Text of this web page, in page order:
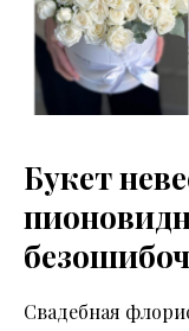
Букет
Свадебная